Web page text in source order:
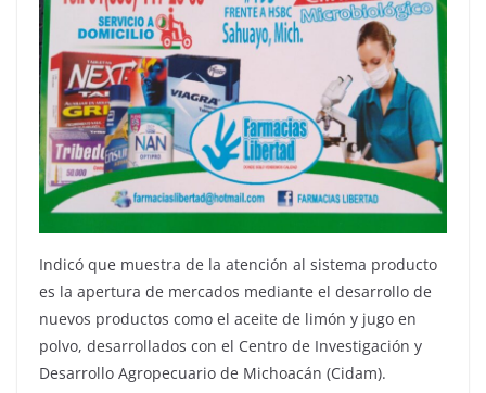
Indicó que muestra de la atención al sistema producto
es la apertura de mercados mediante el desarrollo de
nuevos productos como el aceite de limón y jugo en
polvo, desarrollados con el Centro de Investigación y
Desarrollo Agropecuario de Michoacán (Cidam).